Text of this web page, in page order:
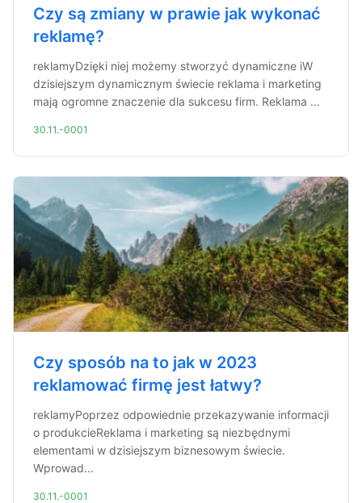
Czy są zmiany w prawie jak wykonać
reklamę?
reklamyDzięki niej możemy stworzyć dynamiczne iW
dzisiejszym dynamicznym świecie reklama i marketing
mają ogromne znaczenie dla sukcesu firm. Reklama ...
30.11.-0001
Czy sposób na to jak w 2023
reklamować firmę jest łatwy?
reklamyPoprzez odpowiednie przekazywanie informacji
o produkcieReklama i marketing są niezbędnymi
elementami w dzisiejszym biznesowym świecie.
Wprowad...
30.11.-0001